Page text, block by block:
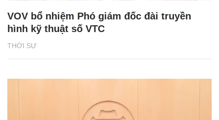
THỜI SỰ
VOV bổ nhiệm Phó giám đốc đài truyền
hình kỹ thuật số VTC